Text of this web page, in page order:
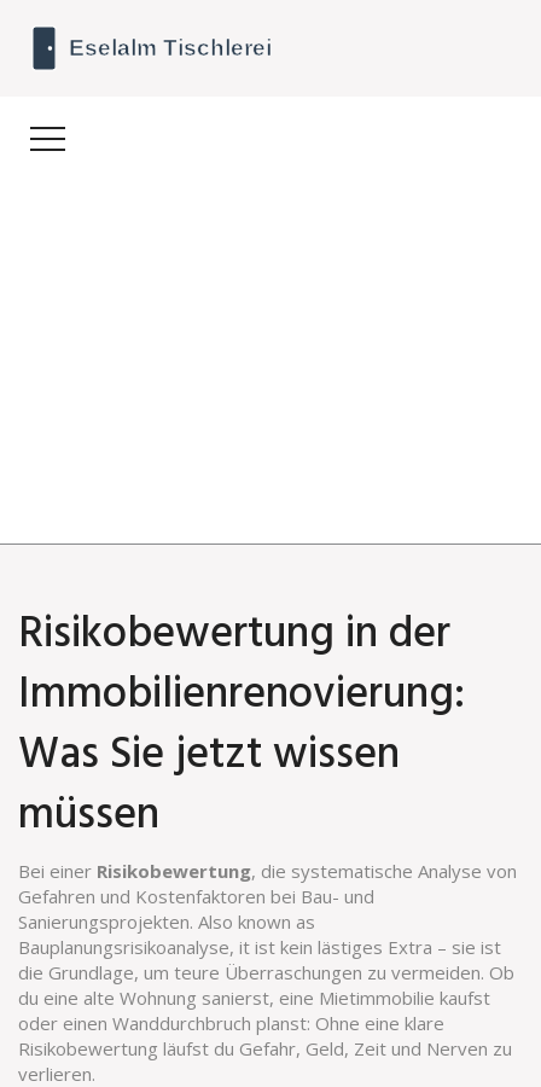
Risikobewertung in der
Immobilienrenovierung:
Was Sie jetzt wissen
müssen
Bei einer Risikobewertung, die systematische Analyse von
Gefahren und Kostenfaktoren bei Bau- und
Sanierungsprojekten. Also known as
Bauplanungsrisikoanalyse, it ist kein lästiges Extra – sie ist
die Grundlage, um teure Überraschungen zu vermeiden. Ob
du eine alte Wohnung sanierst, eine Mietimmobilie kaufst
oder einen Wanddurchbruch planst: Ohne eine klare
Risikobewertung läufst du Gefahr, Geld, Zeit und Nerven zu
verlieren.